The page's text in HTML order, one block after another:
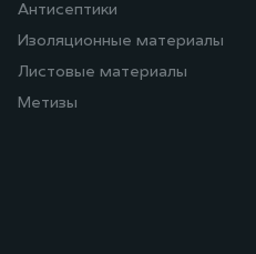
Антисептики
Изоляционные материалы
Листовые материалы
Метизы